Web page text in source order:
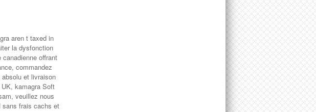
aren t taxed in
la dysfonction
offrant
commandez
et livraison
kamagra Soft
veuillez nous
sans frais cachs et